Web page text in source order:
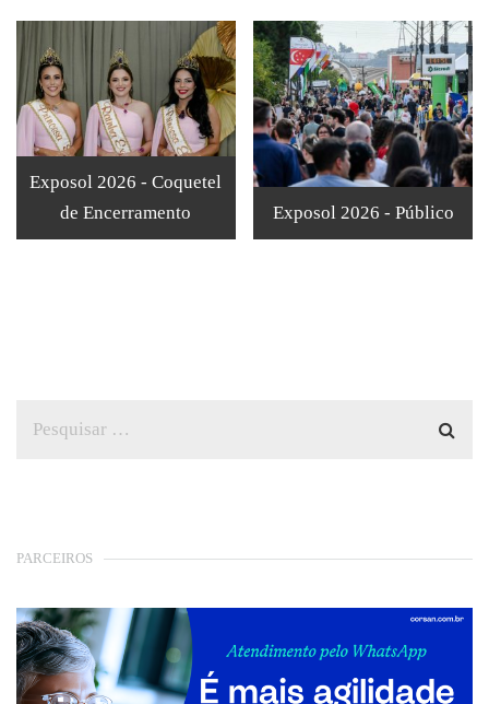
Exposol 2026 - Coquetel
de Encerramento
Exposol 2026 - Público
PARCEIROS